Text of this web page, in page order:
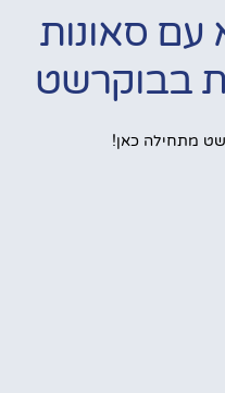
עם סאונות
בבוקרשט
מתחילה כאן!